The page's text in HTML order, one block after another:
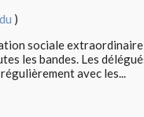
)
sociale
les bandes. Les
avec les...